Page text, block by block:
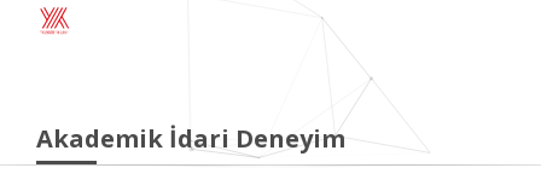
Akademik İdari Deneyim